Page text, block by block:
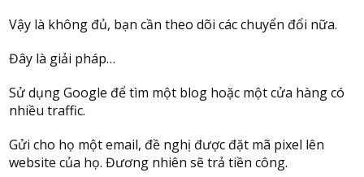
Vậy là không đủ, bạn cần theo dõi các chuyển đổi nữa.
Đây là giải pháp…
Sử dụng Google để tìm một blog hoặc một cửa hàng có
nhiều traffic.
Gửi cho họ một email, đề nghị được đặt mã pixel lên
website của họ. Đương nhiên sẽ trả tiền công.